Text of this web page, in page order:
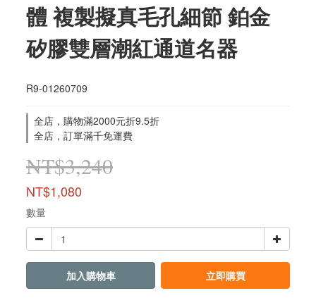
體 複製擬真毛孔細節 鉑金
矽膠雙層潮紅通道名器
R9-01260709
全店，購物滿2000元折9.5折
全店，訂單滿千免運費
NT$3,240
NT$1,080
數量
加入購物車 立即購買